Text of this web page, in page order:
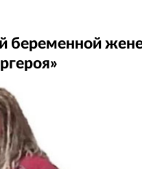
беременной